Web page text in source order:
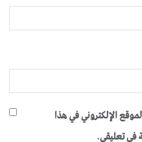
الإلكتروني في هذا
في تعليقي.